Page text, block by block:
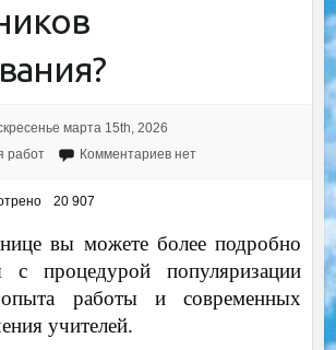
марта 15th, 2026
работ
Комментариев нет
20 907
вы можете более подробно
с процедурой популяризации
опыта работы и современных
учителей.